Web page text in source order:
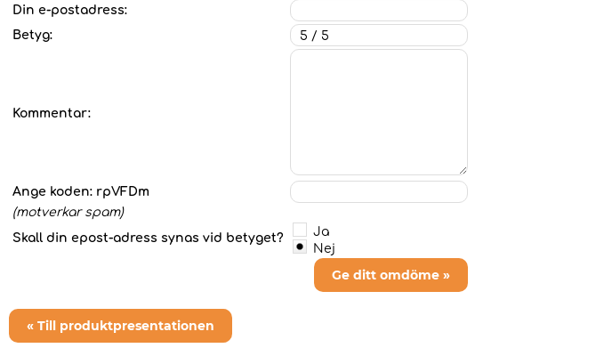
Din e-postadress:
Betyg:
Kommentar:
Ange koden: rpVFDm
(motverkar spam)
Skall din epost-adress synas vid betyget?
Ja
Nej
Ge ditt omdöme »
« Till produktpresentationen